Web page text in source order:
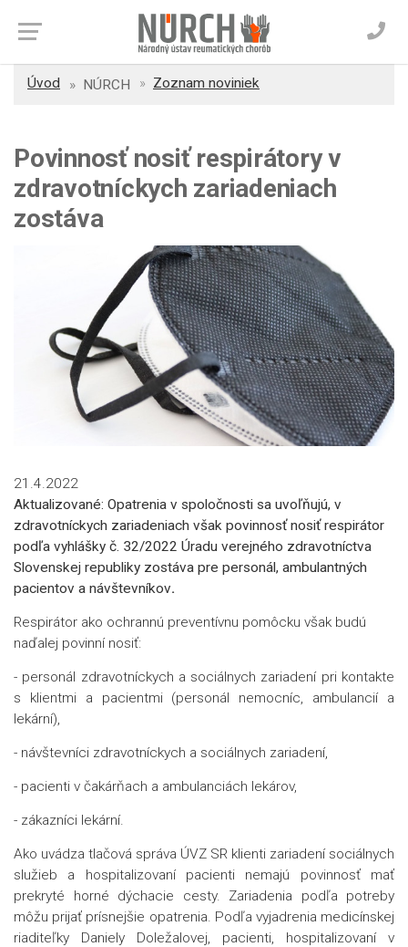
Úvod NÚRCH Zoznam noviniek
Povinnosť nosiť respirátory v
zdravotníckych zariadeniach
zostáva
21.4.2022
Aktualizované: Opatrenia v spoločnosti sa uvoľňujú, v
zdravotníckych zariadeniach však povinnosť nosiť respirátor
podľa vyhlášky č. 32/2022 Úradu verejného zdravotníctva
Slovenskej republiky zostáva pre personál, ambulantných
pacientov a návštevníkov.
Respirátor ako ochrannú preventívnu pomôcku však budú
naďalej povinní nosiť:
- personál zdravotníckych a sociálnych zariadení pri kontakte
s klientmi a pacientmi (personál nemocníc, ambulancií a
lekární),
- návštevníci zdravotníckych a sociálnych zariadení,
- pacienti v čakárňach a ambulanciách lekárov,
- zákazníci lekární.
Ako uvádza tlačová správa ÚVZ SR klienti zariadení sociálnych
služieb a hospitalizovaní pacienti nemajú povinnosť mať
prekryté horné dýchacie cesty. Zariadenia podľa potreby
môžu prijať prísnejšie opatrenia. Podľa vyjadrenia medicínskej
riaditeľky Daniely Doležalovej, pacienti, hospitalizovaní v